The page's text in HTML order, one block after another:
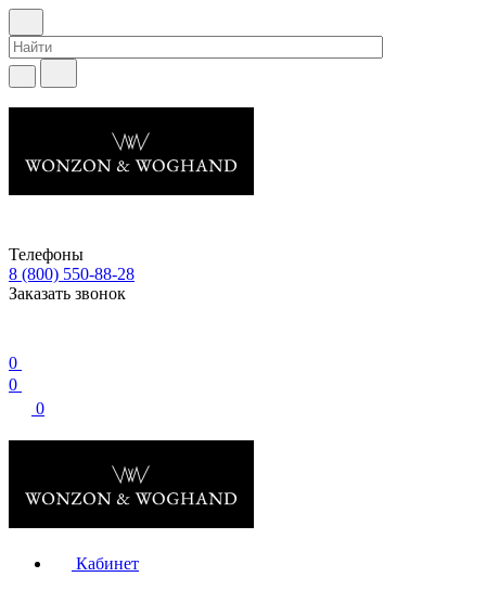
Телефоны
8 (800) 550-88-28
Заказать звонок
0
0
0
Кабинет